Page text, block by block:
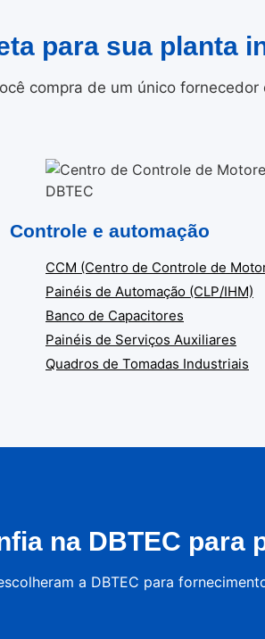
para sua planta
compra de um único
Controle e automação
CCM (Centro de Controle de
Painéis de Automação (CLP/IHM)
Banco de Capacitores
Painéis de Serviços Auxiliares
Quadros de Tomadas Industriais
na DBTEC para
a DBTEC para